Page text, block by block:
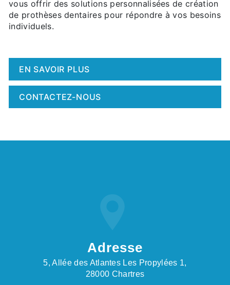
vous offrir des solutions personnalisées de création
de prothèses dentaires pour répondre à vos besoins
individuels.
EN SAVOIR PLUS
CONTACTEZ-NOUS
Adresse
5, Allée des Atlantes Les Propylées 1,
28000 Chartres